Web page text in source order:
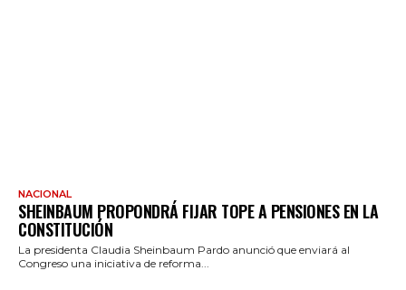
NACIONAL
SHEINBAUM PROPONDRÁ FIJAR TOPE A PENSIONES EN LA
CONSTITUCIÓN
La presidenta Claudia Sheinbaum Pardo anunció que enviará al
Congreso una iniciativa de reforma...